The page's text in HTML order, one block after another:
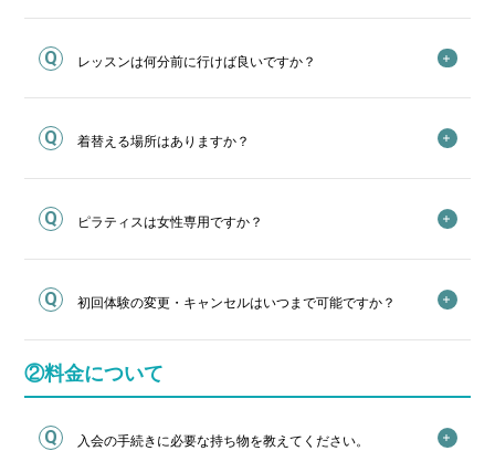
レッスンは何分前に行けば良いですか？
着替える場所はありますか？
ピラティスは女性専用ですか？
初回体験の変更・キャンセルはいつまで可能ですか？
②料金について
入会の手続きに必要な持ち物を教えてください。